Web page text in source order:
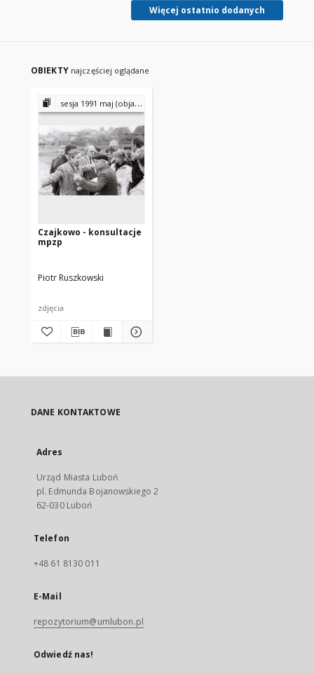
Więcej ostatnio dodanych
OBIEKTY najczęściej oglądane
sesja 1991 maj (objazdowa)
Czajkowo - konsultacje
mpzp
Piotr Ruszkowski
zdjęcia
DANE KONTAKTOWE
Adres
Urząd Miasta Luboń
pl. Edmunda Bojanowskiego 2
62-030 Luboń
Telefon
+48 61 8130 011
E-Mail
repozytorium@umlubon.pl
Odwiedź nas!